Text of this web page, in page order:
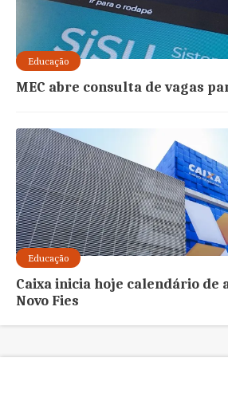
Educação
MEC abre consulta de vagas
Educação
Caixa inicia hoje calendário de
Novo Fies